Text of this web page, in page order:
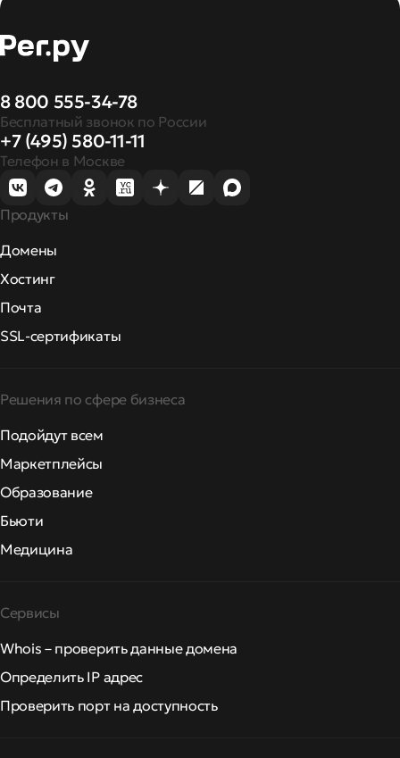
8 800 555-34-78
Бесплатный звонок по России
+7 (495) 580-11-11
Телефон в Москве
Продукты
Домены
Хостинг
Почта
SSL-сертификаты
Решения по сфере бизнеса
Подойдут всем
Маркетплейсы
Образование
Бьюти
Медицина
Сервисы
Whois – проверить данные домена
Определить IP адрес
Проверить порт на доступность